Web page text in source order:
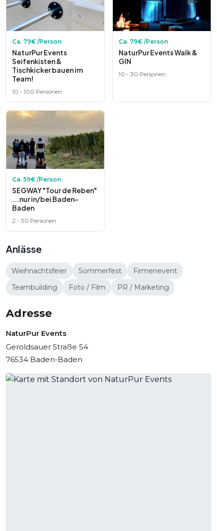
Ca. 79€ /Person
NaturPur Events
Seifenkisten &
Tischkicker bauen im
Team!
10 - 100 Personen
Ca. 79€ /Person
NaturPur Events Walk &
GIN
10 - 30 Personen
Ca. 59€ /Person
SEGWAY "Tour de Reben"
...nur in/bei Baden-
Baden
2 - 30 Personen
Anlässe
Weihnachtsfeier Sommerfest
Firmenevent
Teambuilding
Foto / Film PR / Marketing
Adresse
NaturPur Events
Geroldsauer Straße 54
76534 Baden-Baden